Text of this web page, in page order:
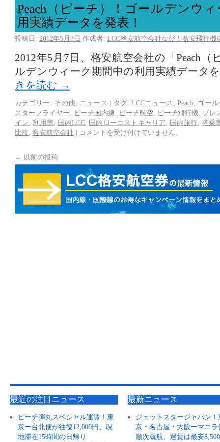
Peach（ピーチ）！ゴールデンウ
用実績データを発表！
投稿日: 2012年5月8日 作成者: LCC格安航空会社なび！激安飛行機
2012年5月7日、格安航空会社の「Peach（
ルデンウィーク期間中の利用実績データ
きを読む →
カテゴリー: その他 ニュース | タグ: LCCニュース Peach
ゴー
スターフライヤー
ピーチ国内線 ピーチ航空 ピーチ飛行機
プレ
イン
利用率 国内LCC, 国内ローコストキャリア 国内旅行 搭乗
比較 激安航空会社 | コメントを受け付けていません。
← 以前の投稿
最近の注目ニュース
ピーチ弾丸スペシャル運賃！東
京ー台北便が往復12,000円、現
地滞在15時間の日帰り
最新ニュース
ジェットスタージャパン！
京・名古屋・大阪ーマニラ
順次就航、運賃は最安